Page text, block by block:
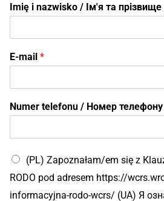
Imię i nazwisko / Ім'я та прізвище
E-mail *
Numer telefonu / Номер
(PL) Zapoznałam/em się z
RODO pod adresem https://
informacyjna-rodo-wcrs/ (UA) Я